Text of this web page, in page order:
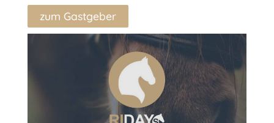
zum Gastgeber